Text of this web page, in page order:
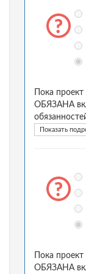
Пока
ОБЯЗАНА
Показать
Пока
ОБЯЗАНА